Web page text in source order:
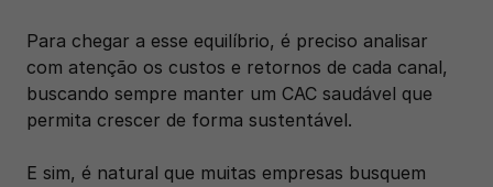
Para chegar a esse equilíbrio, é preciso analisar
com atenção os custos e retornos de cada canal,
buscando sempre manter um CAC saudável que
permita crescer de forma sustentável.
E sim, é natural que muitas empresas busquem